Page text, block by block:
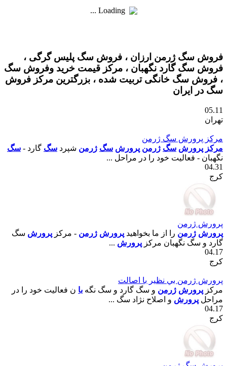
Loading ...
فروش سگ ژرمن ارزان ، فروش سگ پلیس گرگی ،
فروش سگ گارد نگهبان ، مرکز قیمت خرید وفروش سگ
، فروش سگ خانگی تربیت شده ، بزرگترین مرکز فروش
سگ در ایران
05.11
تهران
مرکز پرورش سگ ژرمن
مرکز پرورش سگ ژرمن پرورش سگ ژرمن شپرد سگ گارد - سگ
نگهبان - فعاليت خود را در مراحل ...
04.31
کرج
پرورش ژرمن
پرورش ژرمن را از ما بخواهيد پرورش ژرمن - مرکز پرورش سگ
گارد و سگ نگهبان مرکز پرورش ...
04.17
کرج
پرورش ژرمن بي نظير با اصالت
مرکز پرورش ژرمن و سگ گارد و سگ نگه با ن فعاليت خود را در
مراحل پرورش و اصلاح نژاد سگ ...
04.17
کرج